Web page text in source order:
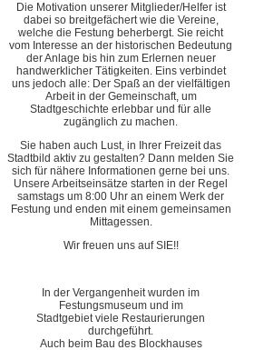
Die Motivation unserer Mitglieder/Helfer ist
dabei so breitgefächert wie die Vereine,
welche die Festung beherbergt. Sie reicht
vom Interesse an der historischen Bedeutung
der Anlage bis hin zum Erlernen neuer
handwerklicher Tätigkeiten. Eins verbindet
uns jedoch alle: Der Spaß an der vielfältigen
Arbeit in der Gemeinschaft, um
Stadtgeschichte erlebbar und für alle
zugänglich zu machen.
Sie haben auch Lust, in Ihrer Freizeit das
Stadtbild aktiv zu gestalten? Dann melden Sie
sich für nähere Informationen gerne bei uns.
Unsere Arbeitseinsätze starten in der Regel
samstags um 8:00 Uhr an einem Werk der
Festung und enden mit einem gemeinsamen
Mittagessen.
Wir freuen uns auf SIE!!
In der Vergangenheit wurden im
Festungsmuseum und im
Stadtgebiet viele Restaurierungen
durchgeführt.
Auch beim Bau des Blockhauses